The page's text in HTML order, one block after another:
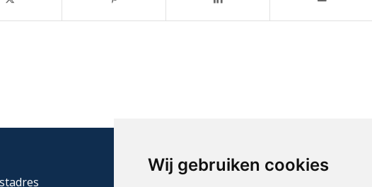
Wij gebruiken cookies